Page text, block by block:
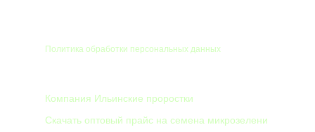
Политика обработки персональных данных
Компания Ильинские проростки
Скачать оптовый прайс на семена микрозелени